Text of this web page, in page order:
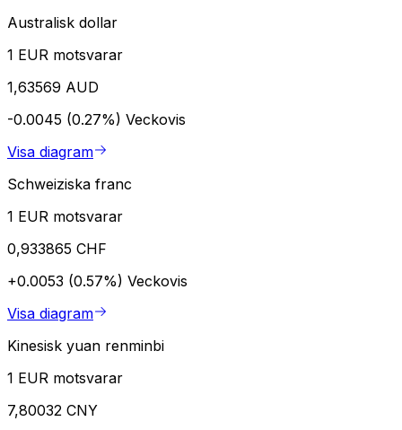
Australisk dollar
1 EUR motsvarar
1,63569 AUD
-0.0045 (0.27%) Veckovis
Visa diagram
Schweiziska franc
1 EUR motsvarar
0,933865 CHF
+0.0053 (0.57%) Veckovis
Visa diagram
Kinesisk yuan renminbi
1 EUR motsvarar
7,80032 CNY